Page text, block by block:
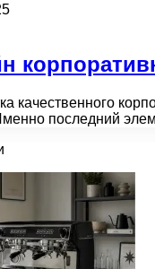
качественного
последний